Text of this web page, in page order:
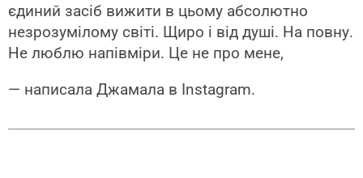
єдиний засіб вижити в цьому абсолютно
незрозумілому світі. Щиро і від душі. На повну.
Не люблю напівміри. Це не про мене,
— написала Джамала в Instagram.